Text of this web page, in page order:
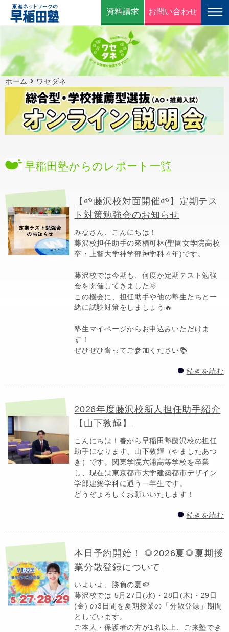
資料請求 お問い合わせ
ホーム ワセダネ
早稲田塾からのレポート一覧
【🌱藤沢校対面開催🌱】定期テス
ト対策勉強会のお知らせ
みなさん、こんにちは！
藤沢校担任助手の來栖可林(聖園女学院高校
卒・上智大学神学部神学科４年)です。
藤沢校では今期も、何度か定期テスト勉強
会を開催してきました🌞
この機会に、担任助手や他の塾生たちと一
緒に試験対策をしましょう🔥
塾生マイページからお申込みいただけま
す！
ぜひぜひ奮ってご参加ください📚
続きを読む
2026年度藤沢校新人担任助手紹介
【山下敦輝】
こんにちは！春から早稲田塾藤沢校の担任
助手になります、山下敦輝（やましたあつ
き）です。関東学院六浦高等学校を卒業
し、現在は東京都市大学建築都市デザイン
学部建築学科に通う一年生です。
どうぞよろしくお願いいたします！
続きを読む
本日予約開始！ 🌻2026夏🌻夏期授
業分散登録について
いよいよ、勝負の夏🍉
藤沢校では 5月27日(水)・28日(木)・29日
(金) の3日間を夏期授業の「分散登録」期間
としています。
ご本人・保護者の方が1名以上、ご来塾でき